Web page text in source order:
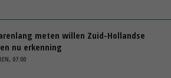
meten willen Zuid-Hollandse
nu erkenning
07:00